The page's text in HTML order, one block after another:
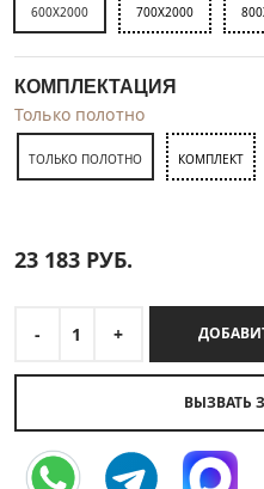
600X2000 700X2000
КОМПЛЕКТАЦИЯ
Только полотно
ТОЛЬКО ПОЛОТНО КОМПЛЕКТ
23 183 РУБ.
- 1 +